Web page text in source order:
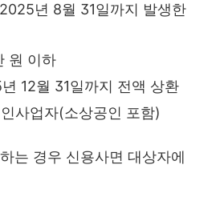
년 8월 31일까지 발생한
원 이하
12월 31일까지 전액 상환
사업자(소상공인 포함)
는 경우 신용사면 대상자에